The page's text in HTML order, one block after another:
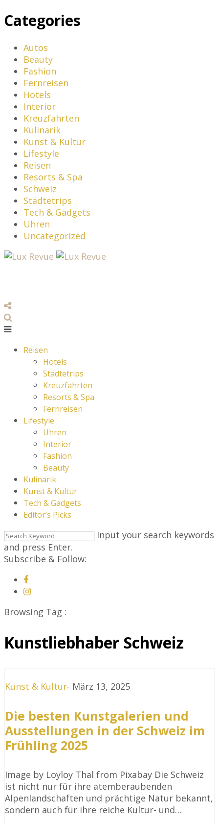
Categories
Autos
Beauty
Fashion
Fernreisen
Hotels
Interior
Kreuzfahrten
Kulinarik
Kunst & Kultur
Lifestyle
Reisen
Resorts & Spa
Schweiz
Städtetrips
Tech & Gadgets
Uhren
Uncategorized
Reisen
Hotels
Städtetrips
Kreuzfahrten
Resorts & Spa
Fernreisen
Lifestyle
Uhren
Interior
Fashion
Beauty
Kulinarik
Kunst & Kultur
Tech & Gadgets
Editor’s Picks
Input your search keywords
and press Enter.
Subscribe & Follow:
Browsing Tag :
Kunstliebhaber Schweiz
Kunst & Kultur- März 13, 2025
Die besten Kunstgalerien und
Ausstellungen in der Schweiz im
Frühling 2025
Image by Loyloy Thal from Pixabay Die Schweiz
ist nicht nur für ihre atemberaubenden
Alpenlandschaften und prächtige Natur bekannt,
sondern auch für ihre reiche Kultur- und…